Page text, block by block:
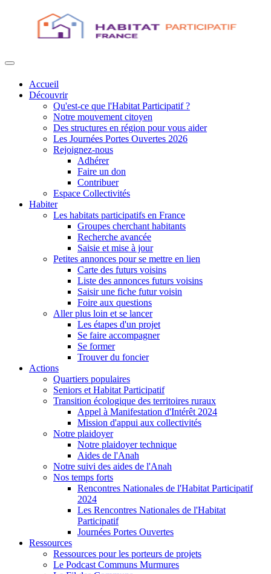
Accueil
Découvrir
Qu'est-ce que l'Habitat Participatif ?
Notre mouvement citoyen
Des structures en région pour vous aider
Les Journées Portes Ouvertes 2026
Rejoignez-nous
Adhérer
Faire un don
Contribuer
Espace Collectivités
Habiter
Les habitats participatifs en France
Groupes cherchant habitants
Recherche avancée
Saisie et mise à jour
Petites annonces pour se mettre en lien
Carte des futurs voisins
Liste des annonces futurs voisins
Saisir une fiche futur voisin
Foire aux questions
Aller plus loin et se lancer
Les étapes d'un projet
Se faire accompagner
Se former
Trouver du foncier
Actions
Quartiers populaires
Seniors et Habitat Participatif
Transition écologique des territoires ruraux
Appel à Manifestation d'Intérêt 2024
Mission d'appui aux collectivités
Notre plaidoyer
Notre plaidoyer technique
Aides de l'Anah
Notre suivi des aides de l'Anah
Nos temps forts
Rencontres Nationales de l'Habitat Participatif
2024
Les Rencontres Nationales de l'Habitat
Participatif
Journées Portes Ouvertes
Ressources
Ressources pour les porteurs de projets
Le Podcast Communs Murmures